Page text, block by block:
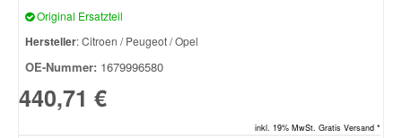
Original Ersatzteil
Hersteller: Citroen / Peugeot / Opel
OE-Nummer: 1679996580
440,71 €
inkl. 19% MwSt. Gratis Versand *